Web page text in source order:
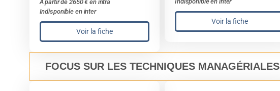
A partir de 2650 € en intra
Indisponible en inter
Voir la fiche
Voir la fiche
FOCUS SUR LES TECHNIQUES MANAGÉRIALES